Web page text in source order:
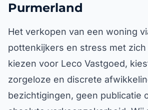
Purmerland
Het verkopen van een woning
pottenkijkers en stress met zich
kiezen voor Leco Vastgoed,
zorgeloze en discrete
bezichtigingen, geen publicatie